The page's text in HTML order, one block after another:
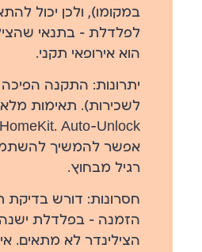
במקומו), ולכן יכול
לפלדלת — בתנאי
הוא אירופאי תקני.
יתרונות: התקנה הפיכה
אפשר להמשיך
רגיל מבחוץ.
חסרונות: דורש בדיקת
הזמנה — בפלדלת
הצילינדר לא מתאים.